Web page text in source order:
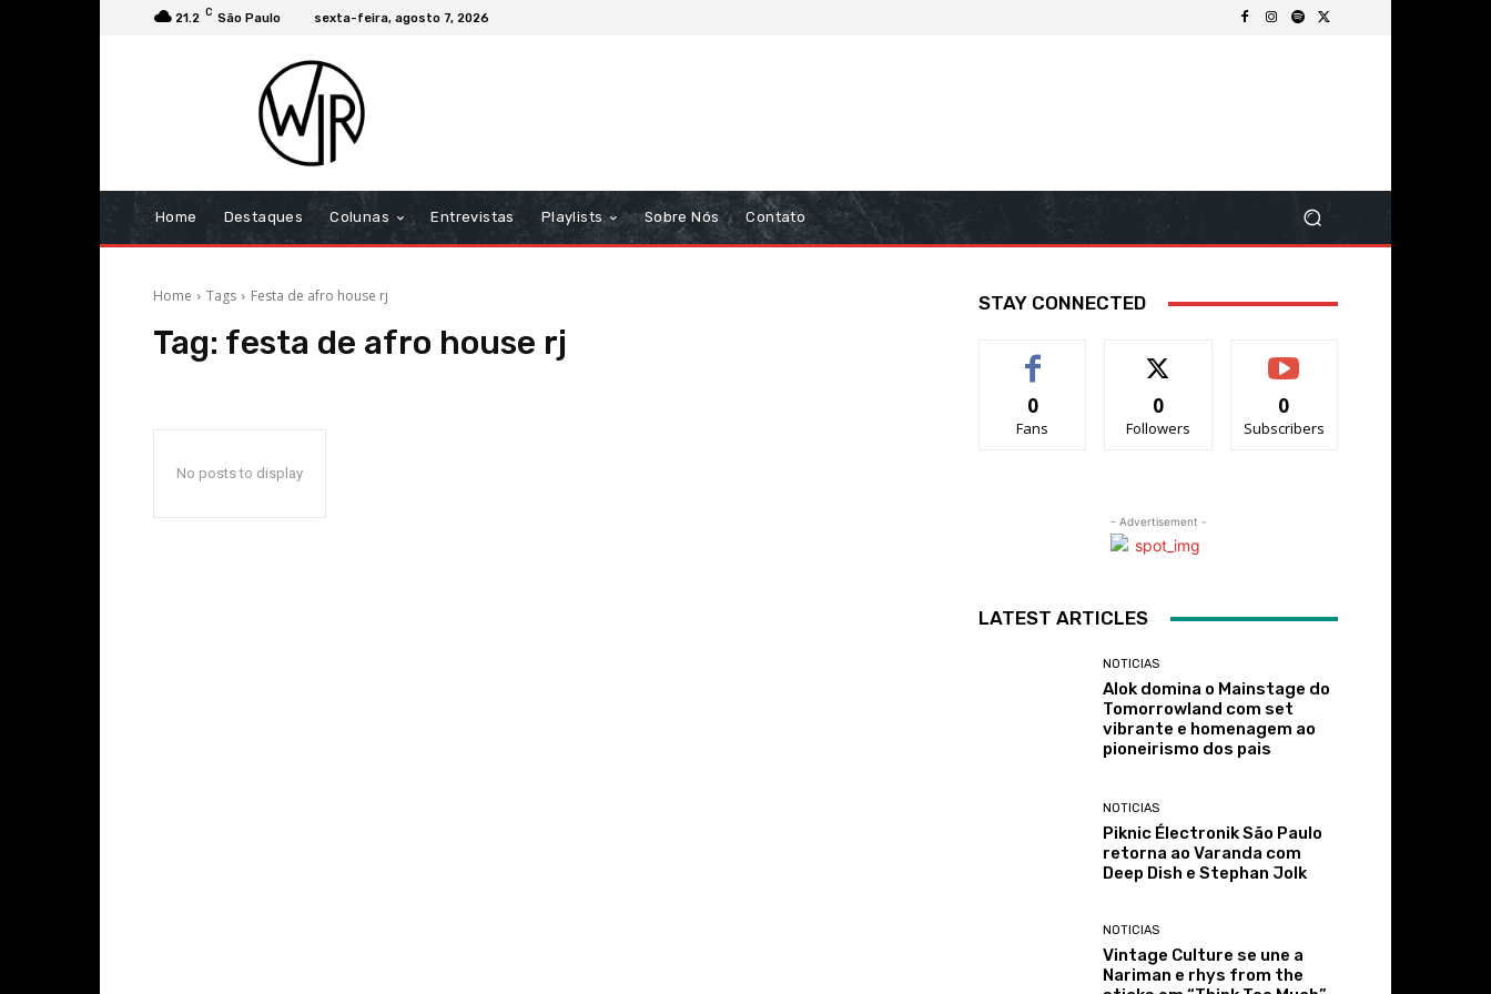
21.2 C São Paulo sexta-feira, agosto 7, 2026
Home Destaques Colunas Entrevistas Playlists Sobre Nós Contato
Home Tags Festa de afro house rj
Tag: festa de afro house rj
No posts to display
STAY CONNECTED
0
Fans
0
Followers
0
Subscribers
- Advertisement -
LATEST ARTICLES
NOTICIAS
Alok domina o Mainstage do
Tomorrowland com set
vibrante e homenagem ao
pioneirismo dos pais
NOTICIAS
Piknic Électronik São Paulo
retorna ao Varanda com
Deep Dish e Stephan Jolk
NOTICIAS
Vintage Culture se une a
Nariman e rhys from the